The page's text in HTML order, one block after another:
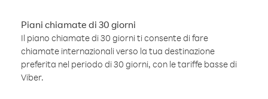
Piani chiamate di 30 giorni
Il piano chiamate di 30 giorni ti consente di fare
chiamate internazionali verso la tua destinazione
preferita nel periodo di 30 giorni, con le tariffe basse di
Viber.